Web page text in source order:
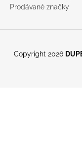
Prodávané značky
Copyright 2026